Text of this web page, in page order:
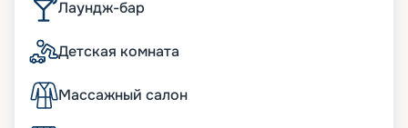
Лаундж-бар
Детская комната
Массажный салон